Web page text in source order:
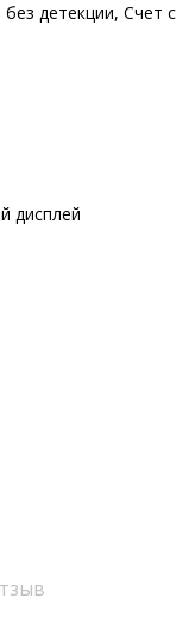
детекции, Счет с
дисплей